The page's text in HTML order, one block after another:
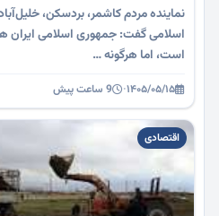
نماینده مردم کاشمر، بردسکن،
اسلامی گفت: جمهوری اسلامی ایران
است، اما هرگونه …
۱۴۰۵/۰۵/۱۵· 9 ساعت پیش
اقتصادی